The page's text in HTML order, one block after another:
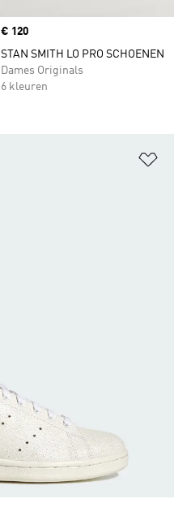
Price
€ 120
STAN SMITH LO PRO SCHOENEN
Dames Originals
6 kleuren